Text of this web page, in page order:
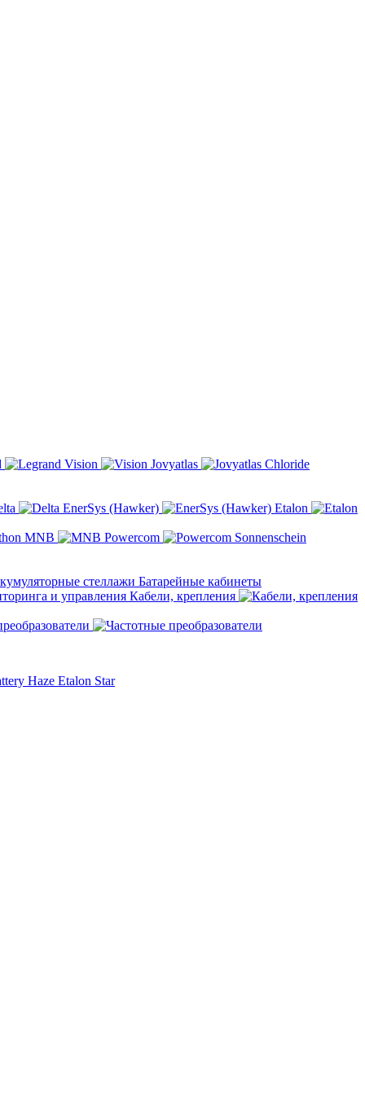
Vision Jovyatlas Chloride
EnerSys (Hawker)
Etalon
MNB Powercom
Sonnenschein
Батарейные кабинеты
Кабели, крепления
Haze Etalon Star